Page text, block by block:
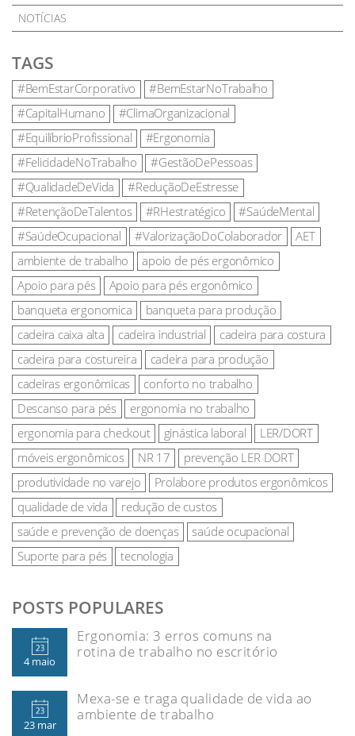
NOTÍCIAS
TAGS
#BemEstarCorporativo
#BemEstarNoTrabalho
#CapitalHumano
#ClimaOrganizacional
#EquilíbrioProfissional
#Ergonomia
#FelicidadeNoTrabalho
#GestãoDePessoas
#QualidadeDeVida
#ReduçãoDeEstresse
#RetençãoDeTalentos
#RHestratégico
#SaúdeMental
#SaúdeOcupacional
#ValorizaçãoDoColaborador
AET
ambiente de trabalho
apoio de pés ergonômico
Apoio para pés
Apoio para pés ergonômico
banqueta ergonomica
banqueta para produção
cadeira caixa alta
cadeira industrial
cadeira para costura
cadeira para costureira
cadeira para produção
cadeiras ergonômicas
conforto no trabalho
Descanso para pés
ergonomia no trabalho
ergonomia para checkout
ginástica laboral
LER/DORT
móveis ergonômicos
NR 17
prevenção LER DORT
produtividade no varejo
Prolabore produtos ergonômicos
qualidade de vida
redução de custos
saúde e prevenção de doenças
saúde ocupacional
Suporte para pés
tecnologia
POSTS POPULARES
4 maio
Ergonomia: 3 erros comuns na
rotina de trabalho no escritório
23 mar
Mexa-se e traga qualidade de vida ao
ambiente de trabalho